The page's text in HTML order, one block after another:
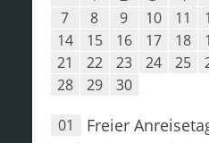
7
8 9 10 11
14
15 16 17 18
21
22 23 24 25
28
29 30
01 Freier